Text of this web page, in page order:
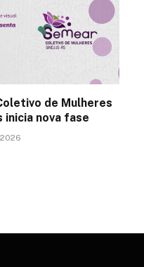
de Mulheres
inicia nova fase